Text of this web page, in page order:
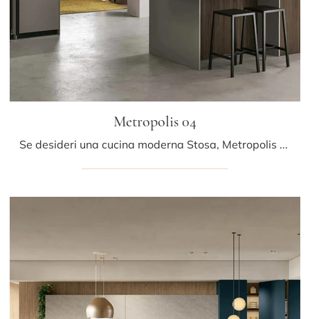
Metropolis 04
Se desideri una cucina moderna Stosa, Metropolis 04 in legno ti aspetta nel nostro negozio di Cucine Moderne con penisola.